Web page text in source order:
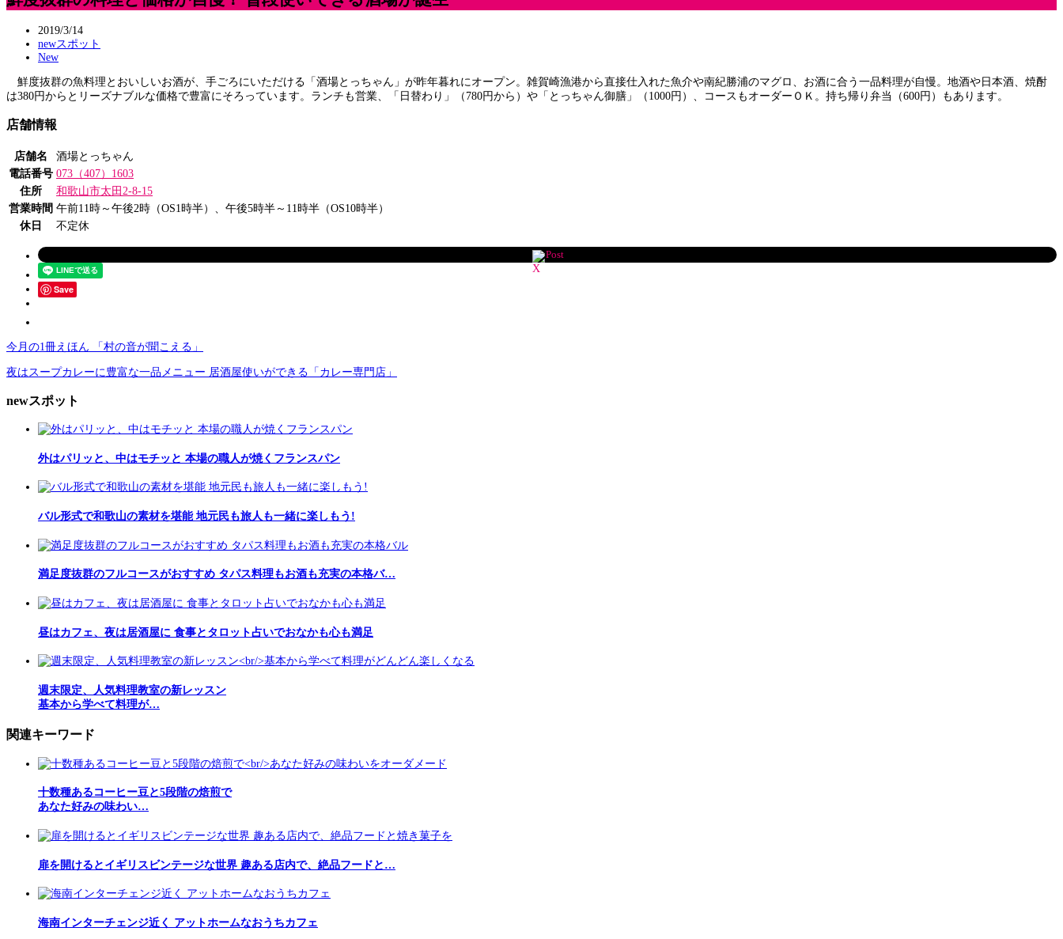
2019/3/14
newスポット
New
鮮度抜群の魚料理とおいしいお酒が、手ごろにいただける「酒場とっちゃん」が昨年暮れにオープン。雑賀崎漁港から直接仕入れた魚介や南紀勝浦のマグロ、お酒に合う一品料理が自慢。地酒や日本酒、焼酎
は380円からとリーズナブルな価格で豊富にそろっています。ランチも営業、「日替わり」（780円から）や「とっちゃん御膳」（1000円）、コースもオーダーＯＫ。持ち帰り弁当（600円）もあります。
店舗情報
店舗名
酒場とっちゃん
電話番号 073（407）1603
住所
和歌山市太田2-8-15
営業時間 午前11時～午後2時（OS1時半）、午後5時半～11時半（OS10時半）
休日
不定休
Post
Save
今月の1冊えほん 「村の音が聞こえる」
夜はスープカレーに豊富な一品メニュー 居酒屋使いができる「カレー専門店」
newスポット
外はパリッと、中はモチッと 本場の職人が焼くフランスパン
バル形式で和歌山の素材を堪能 地元民も旅人も一緒に楽しもう!
満足度抜群のフルコースがおすすめ タパス料理もお酒も充実の本格バ…
昼はカフェ、夜は居酒屋に 食事とタロット占いでおなかも心も満足
週末限定、人気料理教室の新レッスン
基本から学べて料理が…
関連キーワード
十数種あるコーヒー豆と5段階の焙煎で
あなた好みの味わい…
扉を開けるとイギリスビンテージな世界 趣ある店内で、絶品フードと…
海南インターチェンジ近く アットホームなおうちカフェ